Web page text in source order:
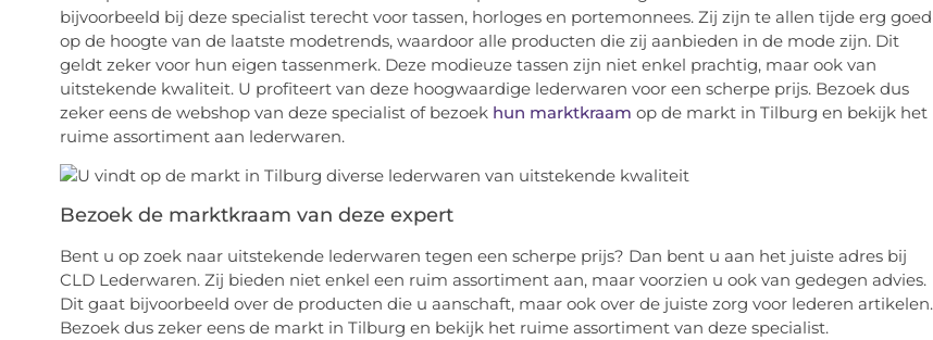
bijvoorbeeld bij deze specialist terecht voor tassen, horloges en portemonnees. Zij zijn te allen tijde erg goed
op de hoogte van de laatste modetrends, waardoor alle producten die zij aanbieden in de mode zijn. Dit
geldt zeker voor hun eigen tassenmerk. Deze modieuze tassen zijn niet enkel prachtig, maar ook van
uitstekende kwaliteit. U profiteert van deze hoogwaardige lederwaren voor een scherpe prijs. Bezoek dus
zeker eens de webshop van deze specialist of bezoek hun marktkraam op de markt in Tilburg en bekijk het
ruime assortiment aan lederwaren.
Bezoek de marktkraam van deze expert
Bent u op zoek naar uitstekende lederwaren tegen een scherpe prijs? Dan bent u aan het juiste adres bij
CLD Lederwaren. Zij bieden niet enkel een ruim assortiment aan, maar voorzien u ook van gedegen advies.
Dit gaat bijvoorbeeld over de producten die u aanschaft, maar ook over de juiste zorg voor lederen artikelen.
Bezoek dus zeker eens de markt in Tilburg en bekijk het ruime assortiment van deze specialist.